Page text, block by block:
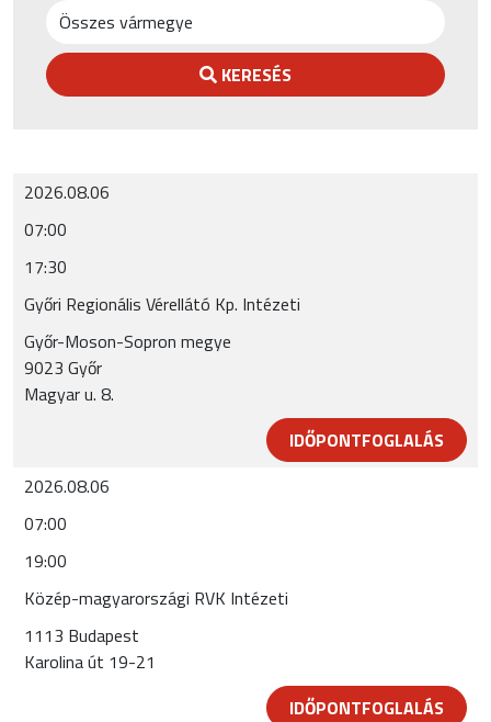
KERESÉS
2026.08.06
07:00
17:30
Győri Regionális Vérellátó Kp. Intézeti
Győr-Moson-Sopron megye
9023 Győr
Magyar u. 8.
IDŐPONTFOGLALÁS
2026.08.06
07:00
19:00
Közép-magyarországi RVK Intézeti
1113 Budapest
Karolina út 19-21
IDŐPONTFOGLALÁS